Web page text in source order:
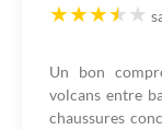
Un bon
volcans entre
chaussures